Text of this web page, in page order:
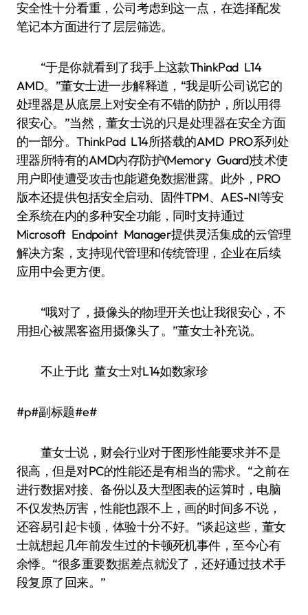
安全性十分看重，公司考虑到这一点，在选择配发
笔记本方面进行了层层筛选。
“于是你就看到了我手上这款ThinkPad L14
AMD。”董女士进一步解释道，“我是听公司说它的
处理器是从底层上对安全有不错的防护，所以用得
很安心。”当然，董女士说的只是处理器在安全方面
的一部分。ThinkPad L14所搭载的AMD PRO系列处
理器所特有的AMD内存防护(Memory Guard)技术使
用户即使遭受攻击也能避免数据泄露。此外，PRO
版本还提供包括安全启动、固件TPM、AES-NI等安
全系统在内的多种安全功能，同时支持通过
Microsoft Endpoint Manager提供灵活集成的云管理
解决方案，支持现代管理和传统管理，企业在后续
应用中会更方便。
“哦对了，摄像头的物理开关也让我很安心，不
用担心被黑客盗用摄像头了。”董女士补充说。
不止于此 董女士对L14如数家珍
#p#副标题#e#
董女士说，财会行业对于图形性能要求并不是
很高，但是对PC的性能还是有相当的需求。“之前在
进行数据对接、备份以及大型图表的运算时，电脑
不仅发热厉害，性能也跟不上，画的时间多不说，
还容易引起卡顿，体验十分不好。”谈起这些，董女
士就想起几年前发生过的卡顿死机事件，至今心有
余悸。“很多重要数据差点就没了，还好通过技术手
段复原了回来。”